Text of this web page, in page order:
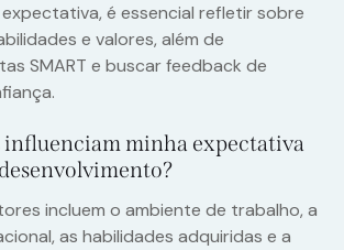
é essencial refletir sobre
e valores, além de
SMART e buscar feedback de
influenciam minha expectativa
incluem o ambiente de trabalho, a
as habilidades adquiridas e a